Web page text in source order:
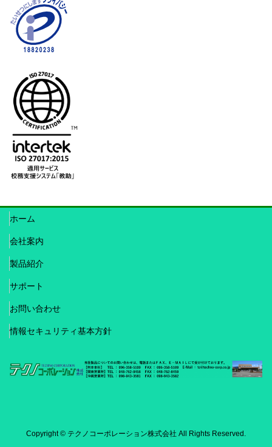
ホーム
会社案内
製品紹介
サポート
お問い合わせ
情報セキュリティ基本方針
Copyright © テクノコーポレーション株式会社 All Rights Reserved.